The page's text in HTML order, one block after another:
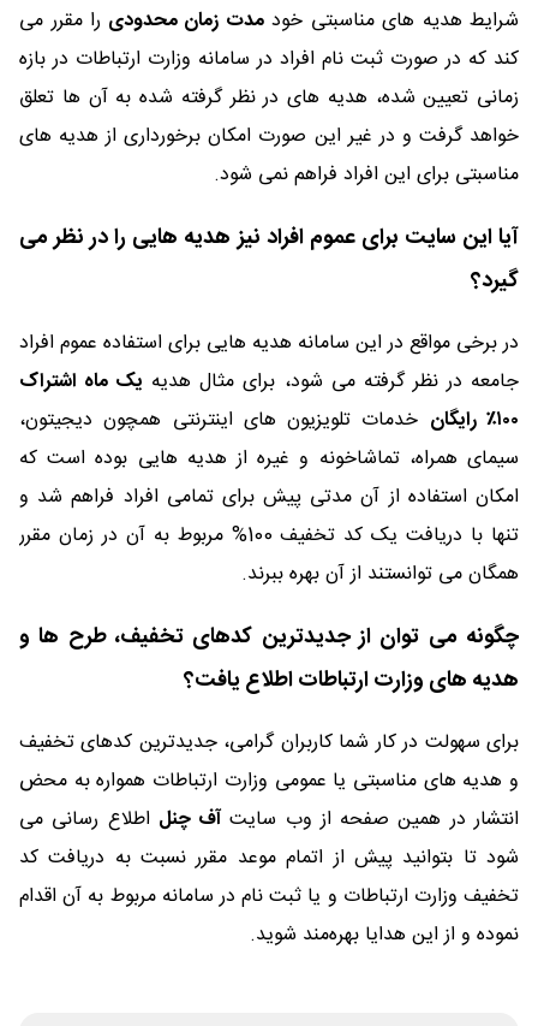
شرایط هديه های مناسبتی خودمدت زمان محدودی را مقرر می
کند که در صورت ثبت نام افراد در سامانه وزارت ارتباطات در بازه
زمانی تعیین شده، هدیه های در نظر گرفته شده به آن ها تعلق
خواهد گرفت و در غیر این صورت امکان برخورداری از هدیه های
مناسبتی برای این افراد فراهم نمی شود.
آیا این سایت برای عموم افراد نیز هدیه هایی را در نظر می
گیرد؟
در برخی مواقع در این سامانه هدیه هایی برای استفاده عموم افراد
جامعه در نظر گرفته می شود، برای مثال هدیه یک ماه اشتراک
۱۰۰٪ رایگان
خدمات تلویزیون های اینترنتی همچون دیجیتون،
سیمای همراه، تماشاخونه و غیره از هدیه هایی بوده است که
امکان استفاده از آن مدتی پیش برای تمامی افراد فراهم شد و
تنها با دریافت یک کد تخفیف 100% مربوط به آن در زمان مقرر
همگان می توانستند از آن بهره ببرند.
چگونه می توان از جدیدترین کدهای تخفیف، طرح ها و
هدیه های وزارت ارتباطات اطلاع یافت؟
برای سهولت در کار شما کاربران گرامی، جدیدترین کدهای تخفیف
و هدیه های مناسبتی یا عمومی وزارت ارتباطات همواره به محض
انتشار در همین صفحه از وب سایتآف چنل اطلاع رسانی می
شود تا بتوانید پیش از اتمام موعد مقرر نسبت به دریافت کد
تخفیف وزارت ارتباطات و یا ثبت نام در سامانه مربوط به آن اقدام
نموده و از این هدایا بهره‌مند شوید.